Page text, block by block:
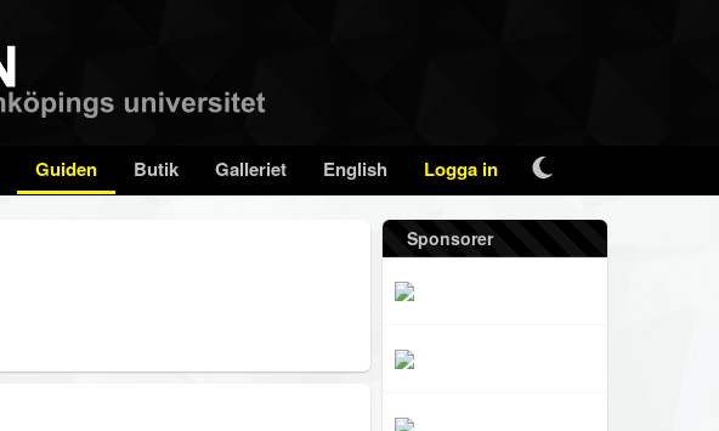
Guiden Butik Galleriet English Logga in
Sponsorer